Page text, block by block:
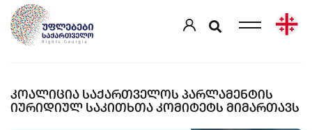
ᲙᲝᲐᲚᲘᲪᲘᲐ ᲡᲐᲥᲐᲠᲗᲕᲔᲚᲝᲡ ᲞᲐᲠᲚᲐᲛᲔᲜᲢᲘᲡ
ᲘᲣᲠᲘᲓᲘᲣᲚ ᲡᲐᲙᲘᲗᲮᲗᲐ ᲙᲝᲛᲘᲢᲔᲢᲡ ᲛᲘᲛᲐᲠᲗᲐᲕᲡ